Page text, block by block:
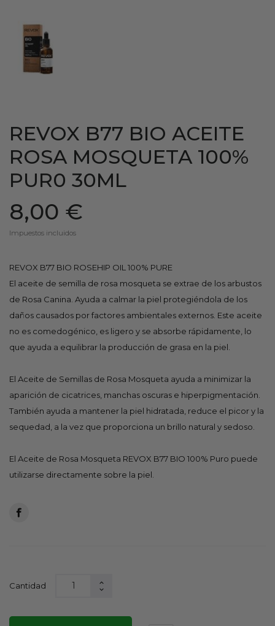
REVOX B77 BIO ACEITE
ROSA MOSQUETA 100%
PUR0 30ML
8,00 €
Impuestos incluidos
REVOX B77 BIO ROSEHIP OIL 100% PURE
El aceite de semilla de rosa mosqueta se extrae de los arbustos
de Rosa Canina. Ayuda a calmar la piel protegiéndola de los
daños causados por factores ambientales externos. Este aceite
no es comedogénico, es ligero y se absorbe rápidamente, lo
que ayuda a equilibrar la producción de grasa en la piel.
El Aceite de Semillas de Rosa Mosqueta ayuda a minimizar la
aparición de cicatrices, manchas oscuras e hiperpigmentación.
También ayuda a mantener la piel hidratada, reduce el picor y la
sequedad, a la vez que proporciona un brillo natural y sedoso.
El Aceite de Rosa Mosqueta REVOX B77 BIO 100% Puro puede
utilizarse directamente sobre la piel.
Cantidad